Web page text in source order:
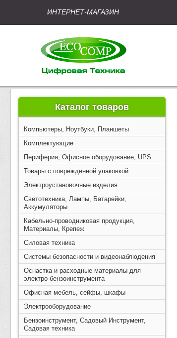
ИНТЕРНЕТ-МАГАЗИН
Каталог товаров
Компьютеры, Ноутбуки, Планшеты
Комплектующие
Периферия, Офисное оборудование, UPS
Товары с поврежденной упаковкой
Электроустановочные изделия
Светотехника, Лампы, Батарейки,
Аккумуляторы
Кабельно-проводниковая продукция,
Материалы, Крепеж
Силовая техника
Системы безопасности и видеонаблюдения
Оснастка и расходные материалы для
электро-бензоинструмента
Офисная мебель, сейфы, шкафы
Электрооборудование
Бензоинструмент, Садовый Инструмент,
Садовая техника